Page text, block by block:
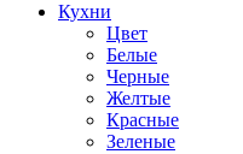
Кухни
Цвет
Белые
Черные
Желтые
Красные
Зеленые